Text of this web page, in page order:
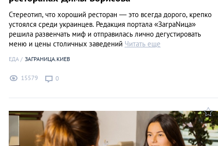
Стереотип, что хороший ресторан — это всегда дорого, крепко
устоялся среди украинцев. Редакция портала «ЗаграNица»
решила развенчать миф и отправилась лично дегустировать
меню и цены столичных заведений Читать еще
ЕДА ЗАГРАНИЦА.КИЕВ
15579 0